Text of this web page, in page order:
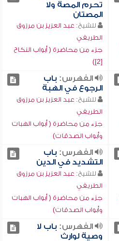
تحرم المصة ولا
المصتان
للشيخ: عبد العزيز بن مرزوق
الطريفي
جزء من محاضرة ( أبواب النكاح
[2])
الفهرس: باب
الرجوع في الهبة
للشيخ: عبد العزيز بن مرزوق
الطريفي
جزء من محاضرة ( أبواب الهبات
وأبواب الصدقات)
الفهرس: باب
التشديد في الدين
للشيخ: عبد العزيز بن مرزوق
الطريفي
جزء من محاضرة ( أبواب الهبات
وأبواب الصدقات)
الفهرس: باب لا
وصية لوارث